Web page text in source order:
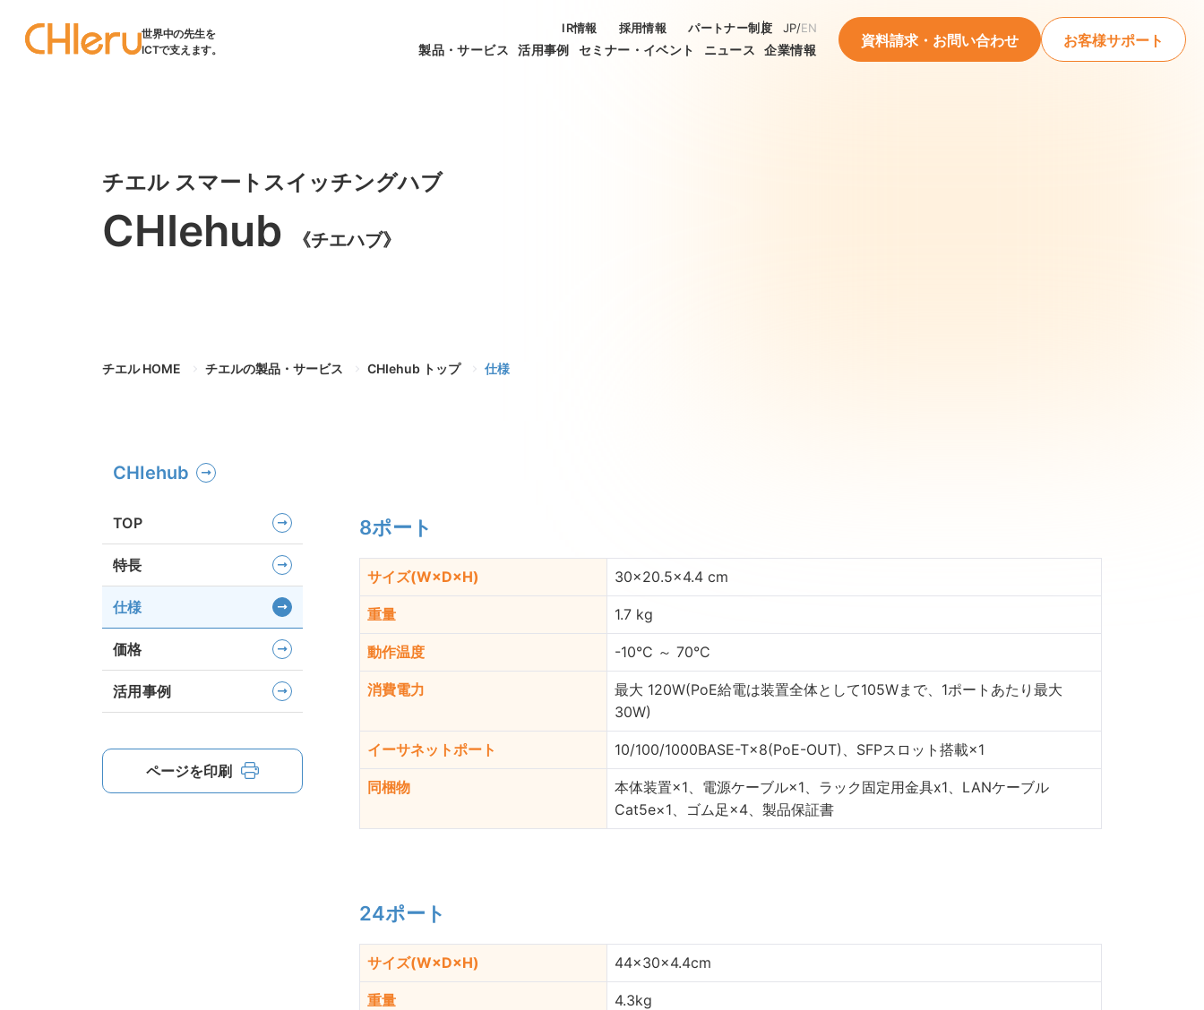
世界中の先生を
ICTで支えます。
製品・サービス 活用事例 セミナー・イベント ニュース 企業情報
IR情報 採用情報 パートナー制度 JP/EN
資料請求・お問い合わせ お客様サポート
チエル スマートスイッチングハブ
CHIehub 《チエハブ》
チエル HOME チエルの製品・サービス CHIehub トップ 仕様
8ポート
サイズ(W×D×H) 30×20.5×4.4 cm
重量 1.7 kg
動作温度 -10°C ～ 70°C
消費電力
最大 120W(PoE給電は装置全体として105Wまで、1ポートあたり最大
30W)
イーサネットポート 10/100/1000BASE-T×8(PoE-OUT)、SFPスロット搭載×1
同梱物
本体装置×1、電源ケーブル×1、ラック固定用金具x1、LANケーブル
Cat5e×1、ゴム足×4、製品保証書
24ポート
サイズ(W×D×H) 44×30×4.4cm
重量 4.3kg
CHIehub
TOP
特長
仕様
価格
活用事例
ページを印刷